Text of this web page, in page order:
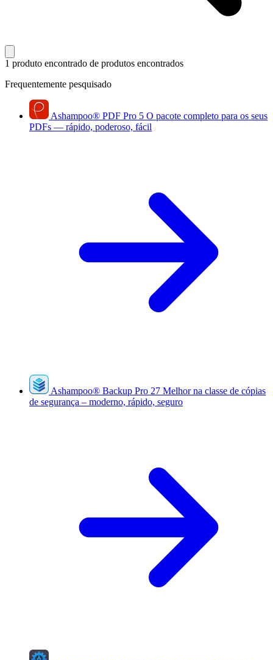
1 produto encontrado de produtos encontrados
Frequentemente pesquisado
Ashampoo® PDF Pro 5 O pacote completo para os seus
PDFs — rápido, poderoso, fácil
Ashampoo® Backup Pro 27 Melhor na classe de cópias
de segurança – moderno, rápido, seguro